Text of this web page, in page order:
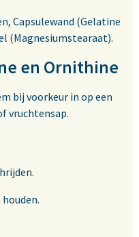
Capsulewand (Gelatine
(Magnesiumstearaat).
en Ornithine
bij voorkeur in op een
vruchtensap.